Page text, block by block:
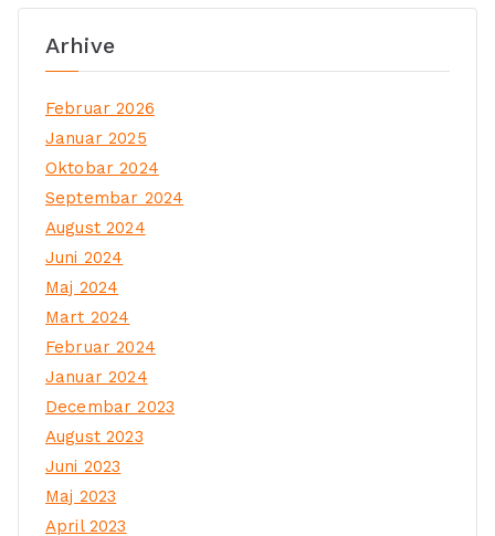
Arhive
Februar 2026
Januar 2025
Oktobar 2024
Septembar 2024
August 2024
Juni 2024
Maj 2024
Mart 2024
Februar 2024
Januar 2024
Decembar 2023
August 2023
Juni 2023
Maj 2023
April 2023